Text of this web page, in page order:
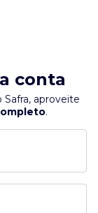
conta
aproveite
.